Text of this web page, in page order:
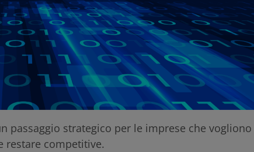
passaggio strategico per le imprese che vogliono
restare competitive.